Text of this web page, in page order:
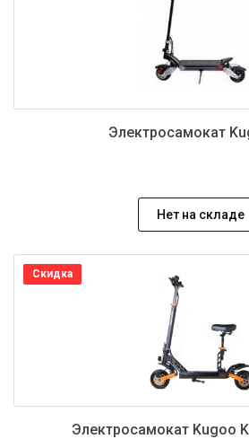
Электросамокат
Нет на складе
Скидка
Электросамокат Kugoo